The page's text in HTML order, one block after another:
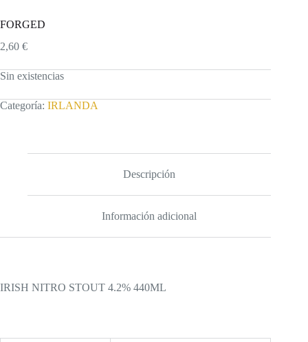
FORGED
2,60 €
Sin existencias
Categoría: IRLANDA
Descripción
Información adicional
IRISH NITRO STOUT 4.2% 440ML